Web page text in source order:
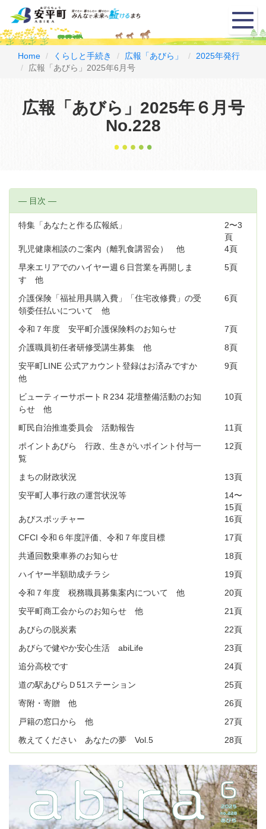
メ
ニ
ュ
Home くらしと手続き 広報「あびら」
2025年発行
広報「あびら」2025年6月号
広報「あびら」2025年６月号
No.228
― 目次 ―
特集「あなたと作る広報紙」
2〜3
頁
乳児健康相談のご案内（離乳食講習会） 他
4頁
早来エリアでのハイヤー週６日営業を再開しま
す 他
5頁
介護保険「福祉用具購入費」「住宅改修費」の受
領委任払いについて 他
6頁
令和７年度 安平町介護保険料のお知らせ
7頁
介護職員初任者研修受講生募集 他
8頁
安平町LINE 公式アカウント登録はお済みですか
他
9頁
ビューティーサポートＲ234 花壇整備活動のお知
らせ 他
10頁
町民自治推進委員会 活動報告
11頁
ポイントあびら 行政、生きがいポイント付与一
覧
12頁
まちの財政状況
13頁
安平町人事行政の運営状況等
14〜
15頁
あびスポッチャー
16頁
CFCI 令和６年度評価、令和７年度目標
17頁
共通回数乗車券のお知らせ
18頁
ハイヤー半額助成チラシ
19頁
令和７年度 税務職員募集案内について 他
20頁
安平町商工会からのお知らせ 他
21頁
あびらの脱炭素
22頁
あびらで健やか安心生活 abiLife
23頁
追分高校です
24頁
道の駅あびらＤ51ステーション
25頁
寄附・寄贈 他
26頁
戸籍の窓口から 他
27頁
教えてください あなたの夢 Vol.5
28頁